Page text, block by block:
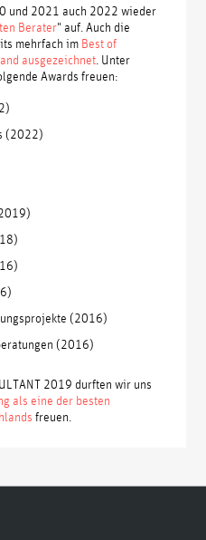
und 2021 auch 2022 wieder
Berater" auf. Auch die
mehrfach im Best of
ausgezeichnet . Unter
Awards freuen:
(2022)
(2016)
(2016)
2019 durften wir uns
als eine der besten
freuen.